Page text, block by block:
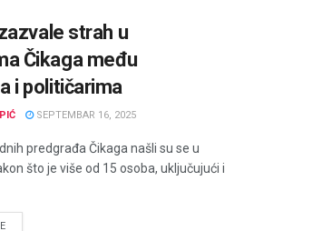
strah u
Čikaga među
i političarima
SEPTEMBAR 16, 2025
predgrađa Čikaga našli su se u
što je više od 15 osoba, uključujući i
DETAILS